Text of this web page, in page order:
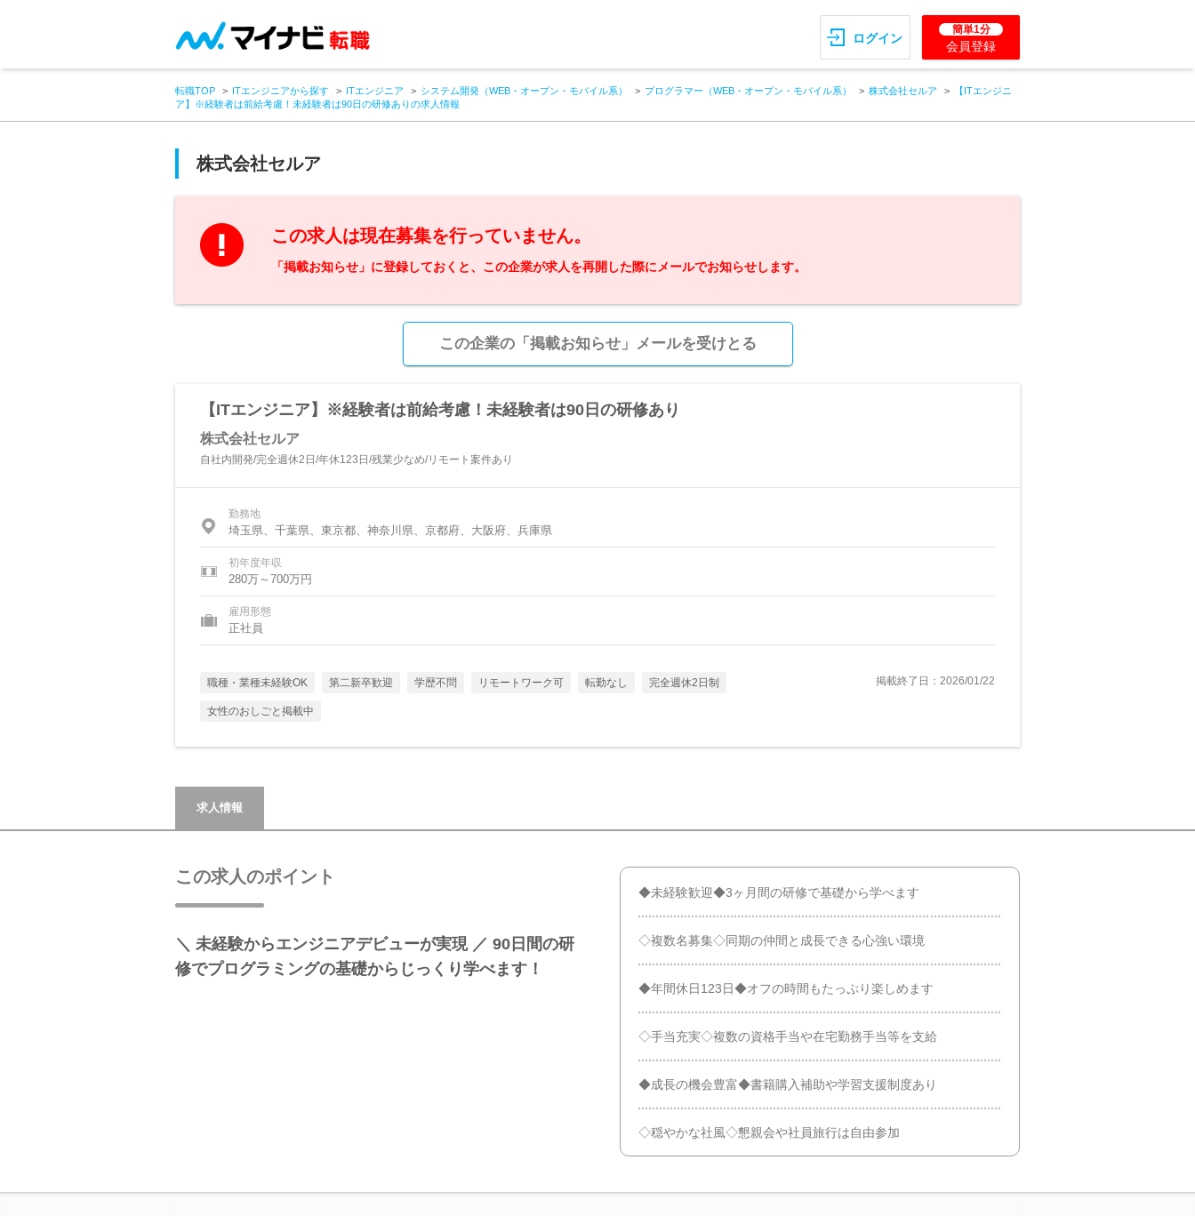
ログイン
簡単1分
会員登録
転職TOP ITエンジニアから探す ITエンジニア システム開発（WEB・オープン・モバイル系） プログラマー（WEB・オープン・モバイル系） 株式会社セルア
【ITエンジニ
ア】※経験者は前給考慮！未経験者は90日の研修ありの求人情報
株式会社セルア
この求人は現在募集を行っていません。
「掲載お知らせ」に登録しておくと、この企業が求人を再開した際にメールでお知らせします。
この企業の「掲載お知らせ」メールを受けとる
【ITエンジニア】※経験者は前給考慮！未経験者は90日の研修あり
株式会社セルア
自社内開発/完全週休2日/年休123日/残業少なめ/リモート案件あり
勤務地
埼玉県、千葉県、東京都、神奈川県、京都府、大阪府、兵庫県
初年度年収
280万～700万円
雇用形態
正社員
職種・業種未経験OK 第二新卒歓迎 学歴不問 リモートワーク可 転勤なし 完全週休2日制
女性のおしごと掲載中
掲載終了日：2026/01/22
求人情報
この求人のポイント
＼ 未経験からエンジニアデビューが実現 ／ 90日間の研
修でプログラミングの基礎からじっくり学べます！
◆未経験歓迎◆3ヶ月間の研修で基礎から学べます
◇複数名募集◇同期の仲間と成長できる心強い環境
◆年間休日123日◆オフの時間もたっぷり楽しめます
◇手当充実◇複数の資格手当や在宅勤務手当等を支給
◆成長の機会豊富◆書籍購入補助や学習支援制度あり
◇穏やかな社風◇懇親会や社員旅行は自由参加